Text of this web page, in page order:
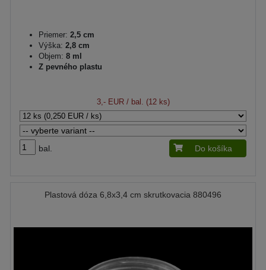
Priemer: 2,5 cm
Výška: 2,8 cm
Objem: 8 ml
Z pevného plastu
3,- EUR/ bal. (12 ks)
bal. Do košíka
Plastová dóza 6,8x3,4 cm skrutkovacia 880496